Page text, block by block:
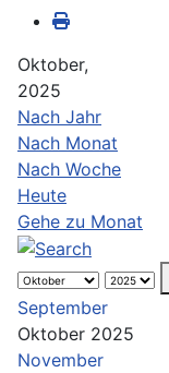
Oktober,
2025
Nach Jahr
Nach Monat
Nach Woche
Heute
Gehe zu Monat
September
Oktober 2025
November